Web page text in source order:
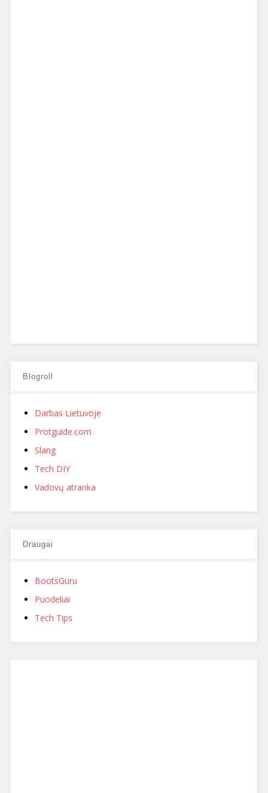
Blogroll
Darbas Lietuvoje
Protguide.com
Slang
Tech DIY
Vadovų atranka
Draugai
BootsGuru
Puodeliai
Tech Tips